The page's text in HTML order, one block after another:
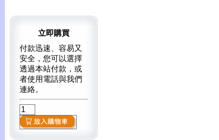
立即購買
付款迅速、容易又
安全，您可以選擇
透過本站付款，或
者使用電話與我們
連絡。